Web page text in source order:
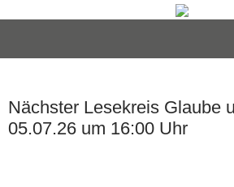
Nächster Lesekreis Glaube
05.07.26 um 16:00 Uhr